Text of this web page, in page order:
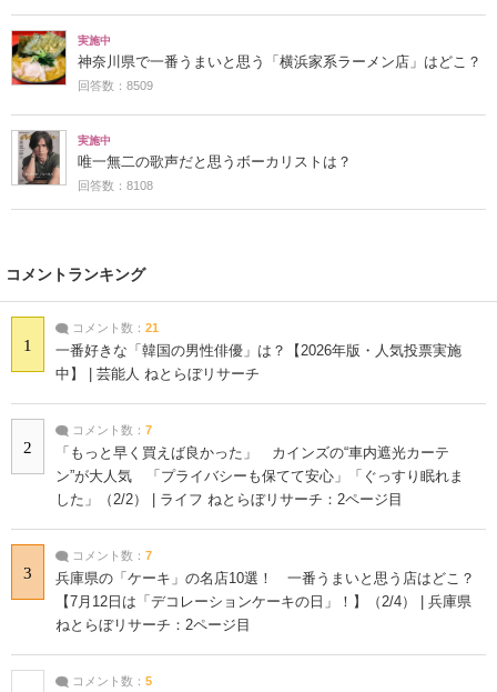
実施中
神奈川県で一番うまいと思う「横浜家系ラーメン店」はどこ？
回答数：8509
実施中
唯一無二の歌声だと思うボーカリストは？
回答数：8108
コメントランキング
1
コメント数： 21
一番好きな「韓国の男性俳優」は？【2026年版・人気投票実施
中】 | 芸能人 ねとらぼリサーチ
2
コメント数： 7
「もっと早く買えば良かった」 カインズの“車内遮光カーテ
ン”が大人気 「プライバシーも保てて安心」「ぐっすり眠れま
した」（2/2） | ライフ ねとらぼリサーチ：2ページ目
3
コメント数： 7
兵庫県の「ケーキ」の名店10選！ 一番うまいと思う店はどこ？
【7月12日は「デコレーションケーキの日」！】（2/4） | 兵庫県
ねとらぼリサーチ：2ページ目
コメント数： 5